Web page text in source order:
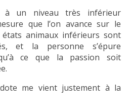
à un niveau très inférieur
que l’on avance sur le
états animaux inférieurs sont
et la personne s’épure
ce que la passion soit
me vient justement à la